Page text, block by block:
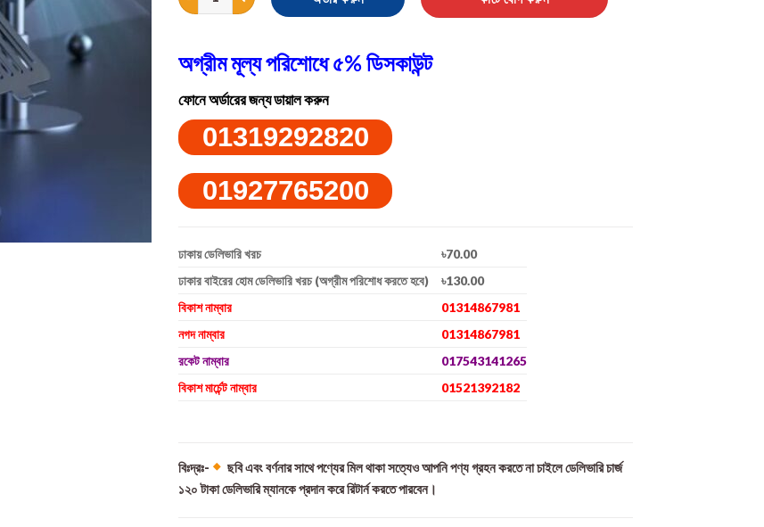
অগ্রীম মূল্য পরিশোধে ৫% ডিসকাউন্ট
ফোনে অর্ডারের জন্য ডায়াল করুন
01319292820
01927765200
ঢাকায় ডেলিভারি খরচ
৳70.00
ঢাকার বাইরের হোম ডেলিভারি খরচ (অগ্রীম পরিশোধ করতে হবে)
৳130.00
বিকাশ নাম্বার
01314867981
নগদ নাম্বার
01314867981
রকেট নাম্বার
017543141265
বিকাশ মার্চেন্ট নাম্বার
01521392182
বিঃদ্রঃ-
ছবি এবং বর্ণনার সাথে পণ্যের মিল থাকা সত্যেও আপনি পণ্য গ্রহন করতে না চাইলে ডেলিভারি চার্জ
১২০ টাকা ডেলিভারি ম্যানকে প্রদান করে রিটার্ন করতে পারবেন।